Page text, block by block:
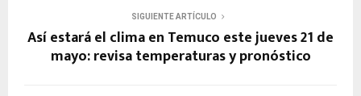
SIGUIENTE ARTÍCULO
Así estará el clima en Temuco este jueves 21 de
mayo: revisa temperaturas y pronóstico